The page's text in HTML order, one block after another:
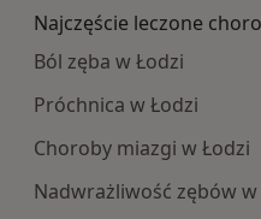
Najczęście leczone
Ból zęba w Łodzi
Próchnica w Łodzi
Choroby miazgi w Łodzi
Nadwrażliwość zębów w